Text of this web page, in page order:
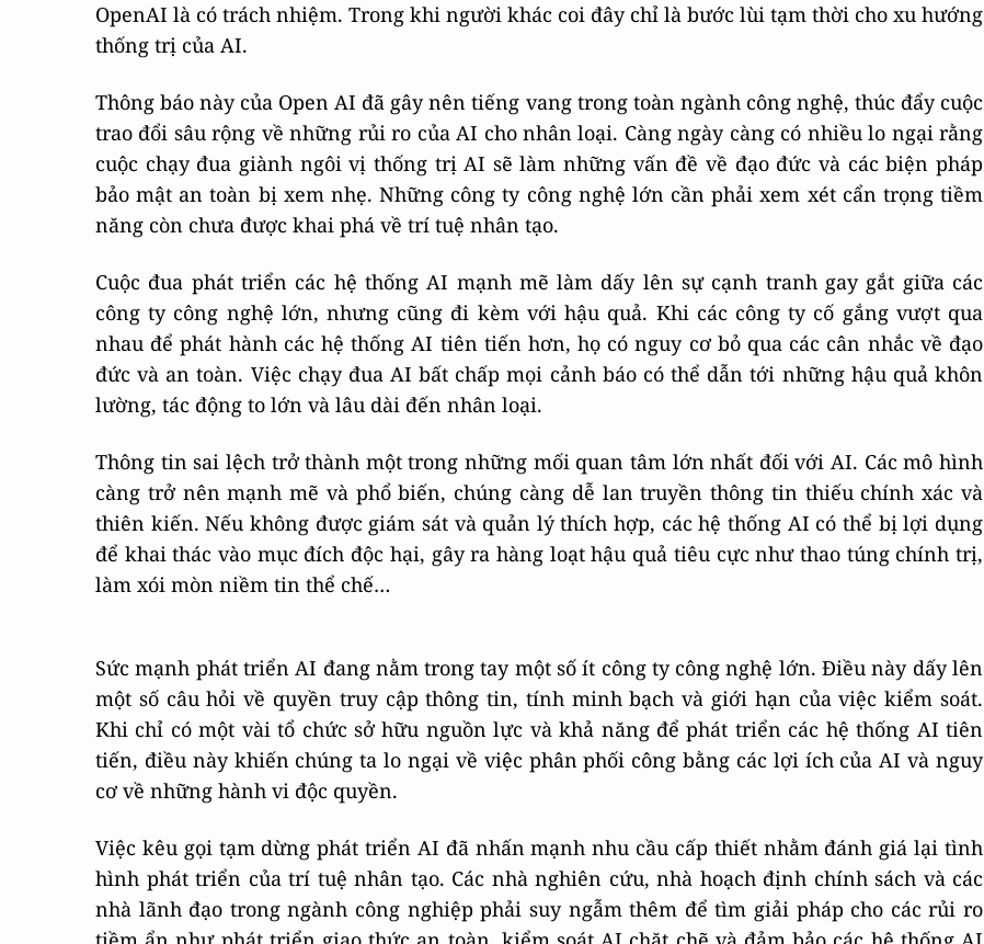
OpenAI là có trách nhiệm. Trong khi người khác coi đây chỉ là bước lùi tạm thời cho xu hướng
thống trị của AI.
Thông báo này của Open AI đã gây nên tiếng vang trong toàn ngành công nghệ, thúc đẩy cuộc
trao đổi sâu rộng về những rủi ro của AI cho nhân loại. Càng ngày càng có nhiều lo ngại rằng
cuộc chạy đua giành ngôi vị thống trị AI sẽ làm những vấn đề về đạo đức và các biện pháp
bảo mật an toàn bị xem nhẹ. Những công ty công nghệ lớn cần phải xem xét cẩn trọng tiềm
năng còn chưa được khai phá về trí tuệ nhân tạo.
Cuộc đua phát triển các hệ thống AI mạnh mẽ làm dấy lên sự cạnh tranh gay gắt giữa các
công ty công nghệ lớn, nhưng cũng đi kèm với hậu quả. Khi các công ty cố gắng vượt qua
nhau để phát hành các hệ thống AI tiên tiến hơn, họ có nguy cơ bỏ qua các cân nhắc về đạo
đức và an toàn. Việc chạy đua AI bất chấp mọi cảnh báo có thể dẫn tới những hậu quả khôn
lường, tác động to lớn và lâu dài đến nhân loại.
Thông tin sai lệch trở thành một trong những mối quan tâm lớn nhất đối với AI. Các mô hình
càng trở nên mạnh mẽ và phổ biến, chúng càng dễ lan truyền thông tin thiếu chính xác và
thiên kiến. Nếu không được giám sát và quản lý thích hợp, các hệ thống AI có thể bị lợi dụng
để khai thác vào mục đích độc hại, gây ra hàng loạt hậu quả tiêu cực như thao túng chính trị,
làm xói mòn niềm tin thể chế…
Sức mạnh phát triển AI đang nằm trong tay một số ít công ty công nghệ lớn. Điều này dấy lên
một số câu hỏi về quyền truy cập thông tin, tính minh bạch và giới hạn của việc kiểm soát.
Khi chỉ có một vài tổ chức sở hữu nguồn lực và khả năng để phát triển các hệ thống AI tiên
tiến, điều này khiến chúng ta lo ngại về việc phân phối công bằng các lợi ích của AI và nguy
cơ về những hành vi độc quyền.
Việc kêu gọi tạm dừng phát triển AI đã nhấn mạnh nhu cầu cấp thiết nhằm đánh giá lại tình
hình phát triển của trí tuệ nhân tạo. Các nhà nghiên cứu, nhà hoạch định chính sách và các
nhà lãnh đạo trong ngành công nghiệp phải suy ngẫm thêm để tìm giải pháp cho các rủi ro